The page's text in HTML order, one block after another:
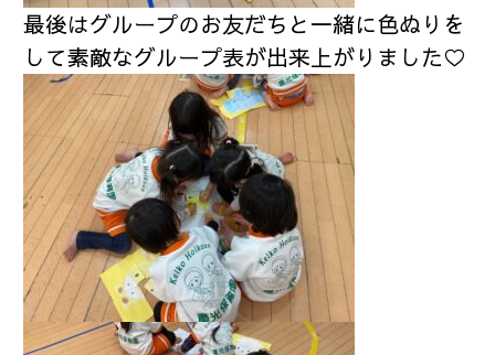
最後はグループのお友だちと一緒に色ぬりを
して素敵なグループ表が出来上がりました♡